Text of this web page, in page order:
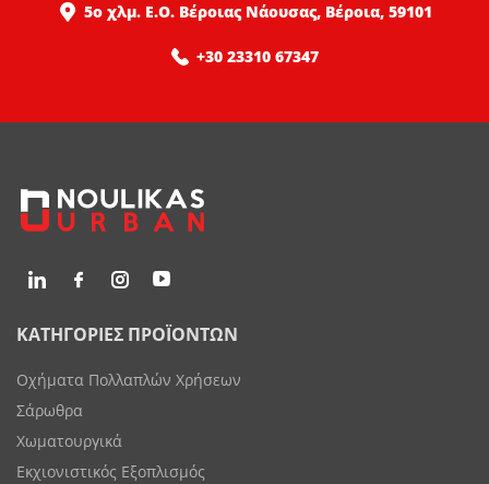
5ο χλμ. Ε.Ο. Βέροιας Νάουσας, Βέροια, 59101
+30 23310 67347
ΚΑΤΗΓΟΡΙΕΣ ΠΡΟΪΟΝΤΩΝ
Οχήματα Πολλαπλών Χρήσεων
Σάρωθρα
Χωματουργικά
Εκχιονιστικός Εξοπλισμός